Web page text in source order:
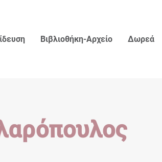
Βιβλιοθήκη-Αρχείο Δωρεά